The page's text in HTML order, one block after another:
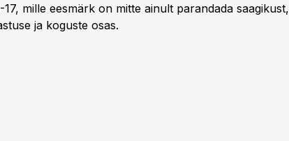
mille eesmärk on mitte ainult parandada saagikust,
ja koguste osas.